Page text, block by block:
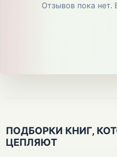
Отзывов пока нет.
ПОДБОРКИ КНИГ,
ЦЕПЛЯЮТ